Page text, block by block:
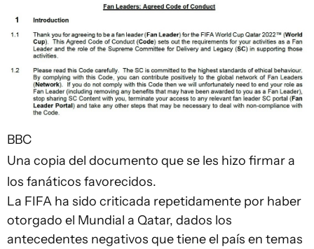
BBC
Una copia del documento que se les hizo firmar a
los fanáticos favorecidos.
La FIFA ha sido criticada repetidamente por haber
otorgado el Mundial a Qatar, dados los
antecedentes negativos que tiene el país en temas